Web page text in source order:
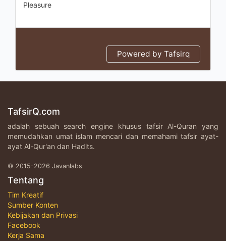
Pleasure
Powered by Tafsirq
TafsirQ.com
adalah sebuah search engine khusus tafsir Al-Quran yang
memudahkan umat islam mencari dan memahami tafsir ayat-
ayat Al-Qur'an dan Hadits.
© 2015-2026 Javanlabs
Tentang
Tim Kreatif
Sumber Konten
Kebijakan dan Privasi
Facebook
Kerja Sama